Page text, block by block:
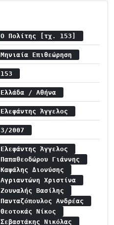
Ο Πολίτης [τχ. 153]
Μηνιαία Επιθεώρηση
153
Ελλάδα / Αθήνα
Ελεφάντης Άγγελος
3/2007
Ελεφάντης Άγγελος
Παπαθεοδώρου Γιάννης
Καψάλης Διονύσης
Αγριαντώνη Χριστίνα
Ζουναλής Βασίλης
Πανταζόπουλος Ανδρέας
Θεοτοκάς Νίκος
Σεβαστάκης Νικόλας